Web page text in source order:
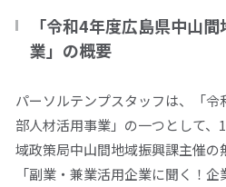
「令和4年度広島県中山
業」の概要
パーソルテンプスタッフは、「令
部人材活用事業」の一つとして、
域政策局中山間地域振興課主催の
「副業・兼業活用企業に聞く！